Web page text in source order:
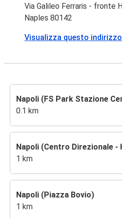
Via Galileo Ferraris - fronte
Naples 80142
Visualizza questo
Napoli (FS Park Stazione
0.1 km
Napoli (Centro Direzionale -
1 km
Napoli (Piazza Bovio)
1 km